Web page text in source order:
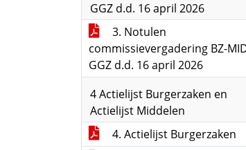
GGZ d.d. 16 april 2026
3. Notulen
commissievergadering BZ-
GGZ d.d. 16 april 2026
4 Actielijst Burgerzaken en
Actielijst Middelen
4. Actielijst Burgerzaken